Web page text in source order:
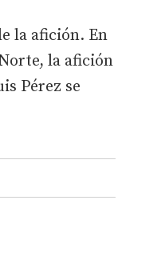
la afición. En
la afición
Pérez se